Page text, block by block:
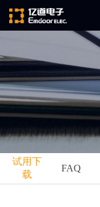
公司简介
发展历程
企业文化
ARM
Ansys
亿道动态
市场活动
试用下
载
FAQ